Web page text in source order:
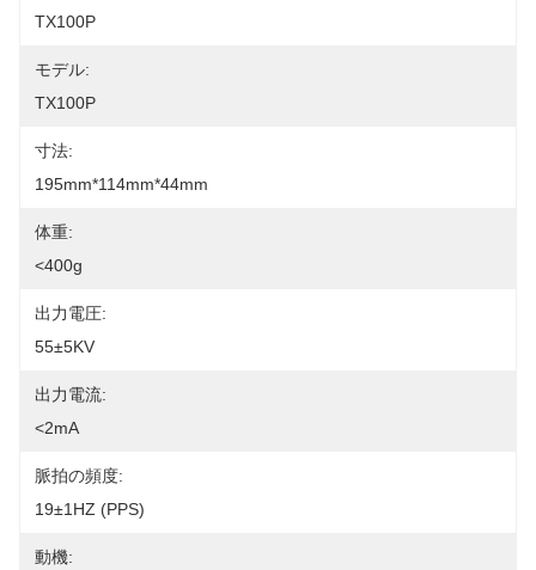
TX100P
モデル:
TX100P
寸法:
195mm*114mm*44mm
体重:
<400g
出力電圧:
55±5KV
出力電流:
<2mA
脈拍の頻度:
19±1HZ (PPS)
動機: